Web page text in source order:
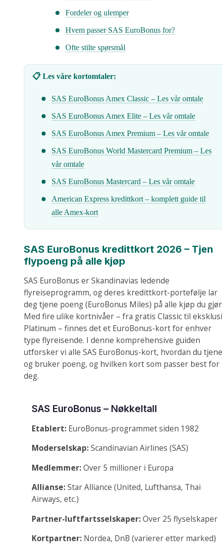
Fordeler og ulemper
Hvem passer SAS EuroBonus for?
Ofte stilte spørsmål
📋 Les våre kortomtaler:
SAS EuroBonus Amex Classic – Les vår omtale
SAS EuroBonus Amex Elite – Les vår omtale
SAS EuroBonus Amex Premium – Les vår omtale
SAS EuroBonus World Mastercard Premium – Les
vår omtale
SAS EuroBonus Mastercard – Les vår omtale
American Express kredittkort – komplett guide til
alle Amex-kort
SAS EuroBonus kredittkort 2026 – Tjen
flypoeng på alle kjøp
SAS EuroBonus er Skandinavias ledende
flyreiseprogramm, og deres kredittkort-portefølje lar
deg tjene poeng (EuroBonus Miles) på alle kjøp du
Med fire ulike kortnivåer – fra gratis Classic til
Platinum – finnes det et EuroBonus-kort for enhver
type flyreisende. I denne komprehensive guiden
utforsker vi alle SAS EuroBonus-kort, hvordan du
og bruker poeng, og hvilken kort som passer best for
deg.
SAS EuroBonus – Nøkkeltall
Etablert: EuroBonus-programmet siden 1982
Moderselskap:Scandinavian Airlines (SAS)
Medlemmer:Over 5 millioner i Europa
Allianse:Star Alliance (United, Lufthansa, Thai
Airways, etc.)
Partner-luftfartsselskaper:Over 25 flyselskaper
Kortpartner: Nordea, DnB (varierer etter marked)